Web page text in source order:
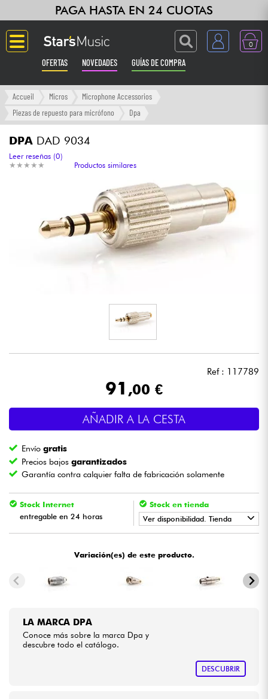
PAGA HASTA EN 24 CUOTAS
0
OFERTAS NOVEDADES GUÍAS DE COMPRA
Langue
Ampli & Efectos
Sintetizadores & samplers
Luces
Vientos
Violines y cuarteto
Niños
Bundle
Accueil Micros
Microphone Accessorios
Piezas de repuesto para micrófono
Dpa
DPA DAD 9034
★ ★ ★ ★ ★
★ ★ ★ ★ ★
Leer reseñas (0)
Productos similares
Ref : 117789
91 ,00 €
AÑADIR A LA CESTA
Envíogratis
Precios bajosgarantizados
Garantía contra calquier falta de fabricación solamente
Stock Internet
entregable en 24 horas
Stock en tienda
Ver disponibilidad. Tienda
Variación(es) de este producto.
LA MARCA DPA
Conoce más sobre la marca Dpa y
descubre todo el catálogo.
DESCUBRIR